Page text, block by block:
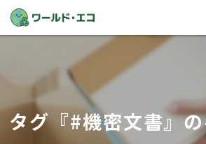
タグ『#機密文書』